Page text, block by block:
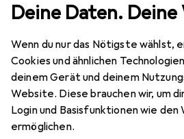
Deine Daten. Deine
Wenn du nur das Nötigste wählst,
Cookies und ähnlichen
deinem Gerät und deinem
Website. Diese brauchen wir, um
Login und Basisfunktionen wie den
ermöglichen.
Bad + Sanitär
Warmwassergerät·
Produkte Forum